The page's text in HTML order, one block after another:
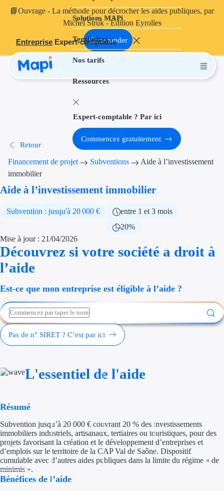
📘Ouvrage - La méthode pour décrocher les aides publiques, par
Michel Struk - Édition Eyrolles
Commander
Entreprise Expert-comptable
Solutions MAPi
Territoires
Nos tarifs
Ressources
Projets finançables
Aides à
Aides
Thématiques
Financement
Aides RSE
Création
Cession
Subventions
Concours
Expert-comptable ? Par ici
Commencez gratuitement
Retour
Financement de projet Subventions
Aide à l’investissement
immobilier
Aide à l’investissement immobilier
Subvention : jusqu'à 20 000 €
entre 1 et 3 mois
20%
Mise à jour : 21/04/2026
Découvrez si votre société a droit à
l’aide
Est-ce que mon entreprise est éligible à l’aide ?
Pas de n° SIRET ? C’est par ici
L'essentiel de l'aide
Résumé
Subvention jusqu’à 20 000 € couvrant 20 % des investissements
immobiliers industriels, artisanaux, tertiaires ou touristiques, pour des
projets favorisant la création et le développement d’entreprises et
d’emplois sur le territoire de la CAP Val de Saône. Dispositif
cumulable avec d’autres aides publiques dans la limite du régime « de
minimis ».
Bénéfices de l’aide